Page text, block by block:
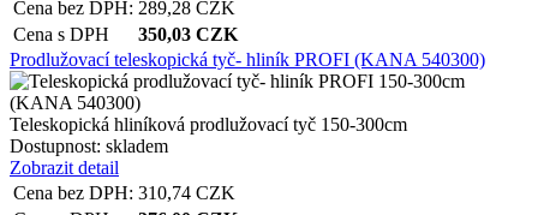
Cena bez DPH: 289,28 CZK
Cena s DPH
350,03 CZK
Prodlužovací teleskopická tyč- hliník PROFI (KANA 540300)
Teleskopická hliníková prodlužovací tyč 150-300cm
Dostupnost: skladem
Zobrazit detail
Cena bez DPH: 310,74 CZK